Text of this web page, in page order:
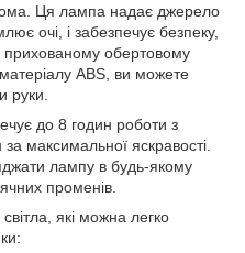
Ця лампа надає джерело
очі, і забезпечує безпеку,
прихованому обертовому
ABS, ви можете
руки.
до 8 годин роботи з
максимальної яскравості.
лампу в будь-якому
променів.
які можна легко